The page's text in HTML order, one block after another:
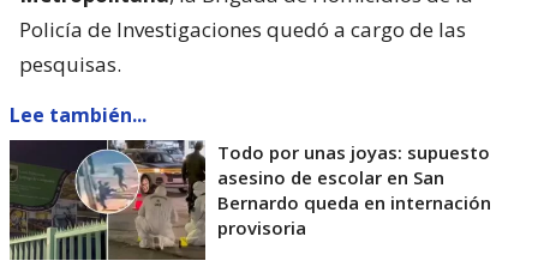
Policía de Investigaciones quedó a cargo de las
pesquisas.
Lee también...
Todo por unas joyas: supuesto
asesino de escolar en San
Bernardo queda en internación
provisoria